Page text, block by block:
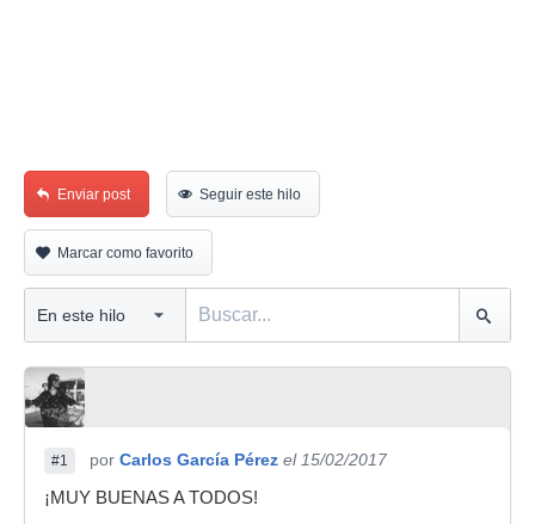
Enviar post Seguir este hilo
Marcar como favorito
#1 por Carlos García Pérez el 15/02/2017
¡MUY BUENAS A TODOS!